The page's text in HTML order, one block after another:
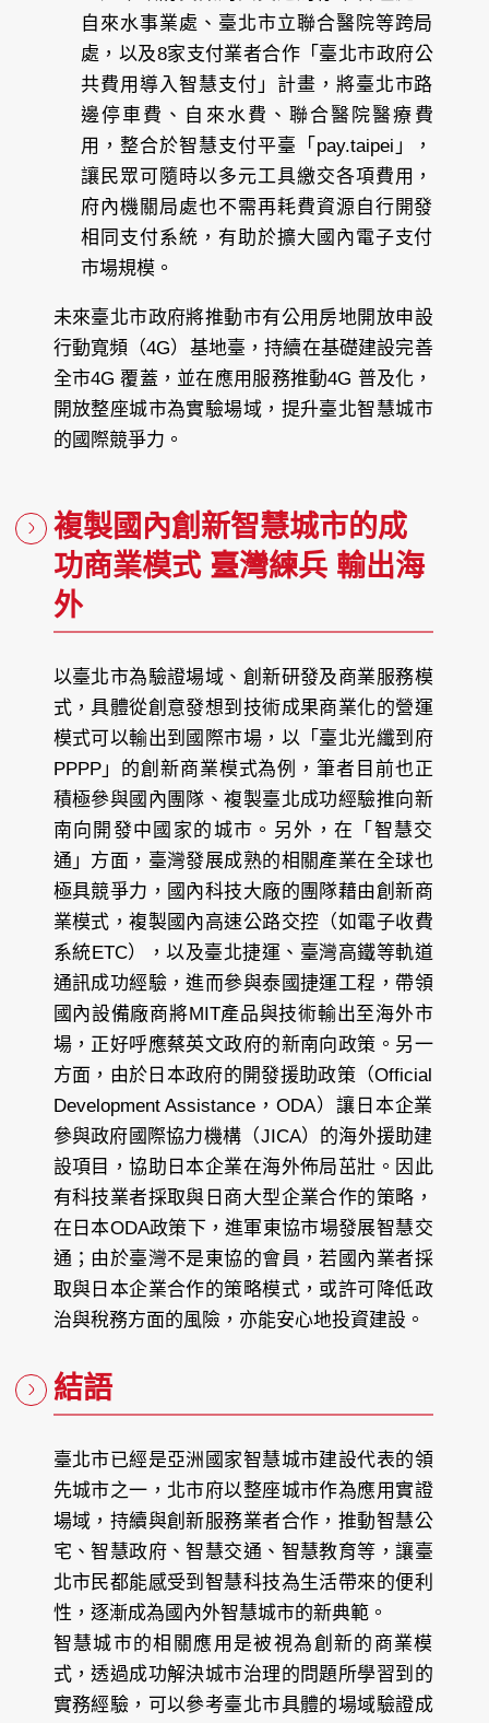
自來水事業處、臺北市立聯合醫院等跨局
處，以及8家支付業者合作「臺北市政府公
共費用導入智慧支付」計畫，將臺北市路
邊停車費、自來水費、聯合醫院醫療費
用，整合於智慧支付平臺「pay.taipei」，
讓民眾可隨時以多元工具繳交各項費用，
府內機關局處也不需再耗費資源自行開發
相同支付系統，有助於擴大國內電子支付
市場規模。
未來臺北市政府將推動市有公用房地開放申設
行動寬頻（4G）基地臺，持續在基礎建設完善
全市4G 覆蓋，並在應用服務推動4G 普及化，
開放整座城市為實驗場域，提升臺北智慧城市
的國際競爭力。
複製國內創新智慧城市的成
功商業模式 臺灣練兵 輸出海
外
以臺北市為驗證場域、創新研發及商業服務模
式，具體從創意發想到技術成果商業化的營運
模式可以輸出到國際市場，以「臺北光纖到府
PPPP」的創新商業模式為例，筆者目前也正
積極參與國內團隊、複製臺北成功經驗推向新
南向開發中國家的城市。另外，在「智慧交
通」方面，臺灣發展成熟的相關產業在全球也
極具競爭力，國內科技大廠的團隊藉由創新商
業模式，複製國內高速公路交控（如電子收費
系統ETC），以及臺北捷運、臺灣高鐵等軌道
通訊成功經驗，進而參與泰國捷運工程，帶領
國內設備廠商將MIT產品與技術輸出至海外市
場，正好呼應蔡英文政府的新南向政策。另一
方面，由於日本政府的開發援助政策（Official
Development Assistance，ODA）讓日本企業
參與政府國際協力機構（JICA）的海外援助建
設項目，協助日本企業在海外佈局茁壯。因此
有科技業者採取與日商大型企業合作的策略，
在日本ODA政策下，進軍東協市場發展智慧交
通；由於臺灣不是東協的會員，若國內業者採
取與日本企業合作的策略模式，或許可降低政
治與稅務方面的風險，亦能安心地投資建設。
結語
臺北市已經是亞洲國家智慧城市建設代表的領
先城市之一，北市府以整座城市作為應用實證
場域，持續與創新服務業者合作，推動智慧公
宅、智慧政府、智慧交通、智慧教育等，讓臺
北市民都能感受到智慧科技為生活帶來的便利
性，逐漸成為國內外智慧城市的新典範。
智慧城市的相關應用是被視為創新的商業模
式，透過成功解決城市治理的問題所學習到的
實務經驗，可以參考臺北市具體的場域驗證成